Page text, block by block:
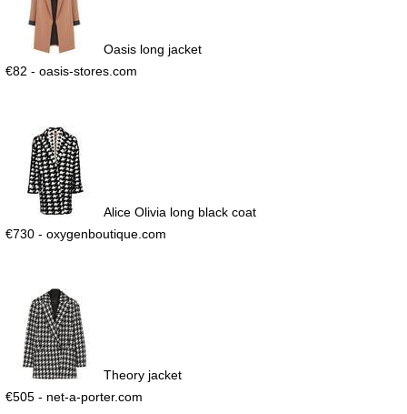
Oasis long jacket
€82 - oasis-stores.com
Alice Olivia long black coat
€730 - oxygenboutique.com
Theory jacket
€505 - net-a-porter.com